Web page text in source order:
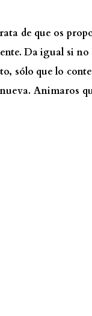
de que os
Da igual si no
sólo que lo
Animaros